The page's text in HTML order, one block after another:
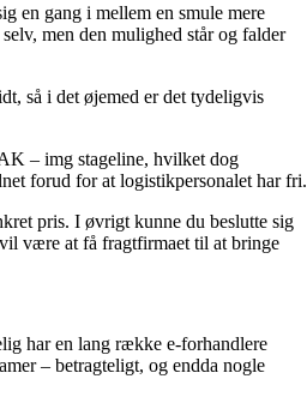
en gang i mellem en smule mere
men den mulighed står og falder
så i det øjemed er det tydeligvis
– img stageline, hvilket dog
forud for at logistikpersonalet har fri.
pris. I øvrigt kunne du beslutte sig
være at få fragtfirmaet til at bringe
har en lang række e-forhandlere
– betragteligt, og endda nogle